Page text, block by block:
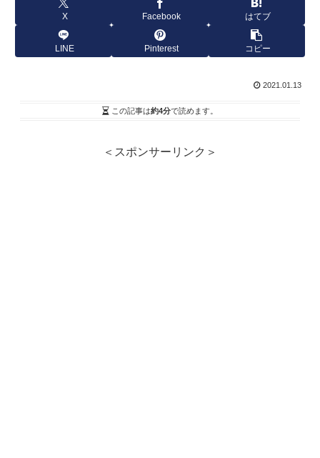
X Facebook はてブ
LINE Pinterest コピー
2021.01.13
この記事は約4分で読めます。
＜スポンサーリンク＞